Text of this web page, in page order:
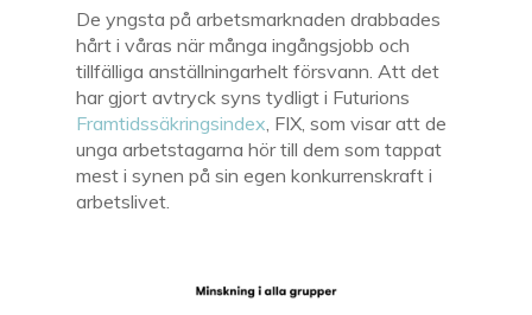
De yngsta på arbetsmarknaden drabbades
hårt i våras när många ingångsjobb och
tillfälliga anställningarhelt försvann. Att det
har gjort avtryck syns tydligt i Futurions
Framtidssäkringsindex, FIX, som visar att de
unga arbetstagarna hör till dem som tappat
mest i synen på sin egen konkurrenskraft i
arbetslivet.